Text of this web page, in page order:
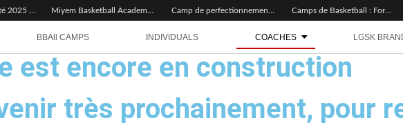
Camps de Basketball : Formats, Objectifs et Inscription
BBAll CAMPS INDIVIDUALS COACHES LGSK
est encore en construction
très prochainement, pour